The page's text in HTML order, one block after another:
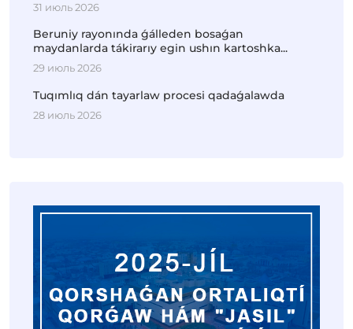
31 июль 2026
Beruniy rayonında ǵálleden bosaǵan
maydanlarda tákirarıy egin ushın kartoshka...
29 июль 2026
Tuqımlıq dán tayarlaw procesi qadaǵalawda
28 июль 2026